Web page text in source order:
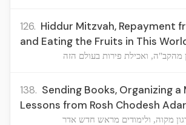
126. Hiddur Mitzvah, Repayment
and Eating the Fruits in This
מהקב"ה, ואכילת פירות בעולם הזה
138. Sending Books, Organizing a
Lessons from Rosh Chodesh Adar
מקוה, ולימודים מראש חדש אדר